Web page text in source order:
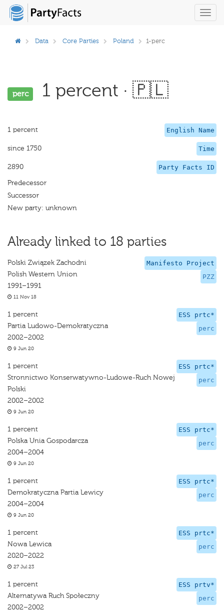
Data Core Parties Poland 1-perc
perc 1 percent · 🇵🇱
English Name
1 percent
Time
since 1750
Party Facts ID
2890
Predecessor
Successor
New party: unknown
Already linked to 18 parties
Manifesto Project
PZZ
Polski Związek Zachodni
Polish Western Union
1991–1991
11 Nov 18
ESS prtc*
perc
1 percent
Partia Ludowo-Demokratyczna
2002–2002
9 Jun 20
ESS prtc*
perc
1 percent
Stronnictwo Konserwatywno-Ludowe-Ruch Nowej
Polski
2002–2002
9 Jun 20
ESS prtc*
perc
1 percent
Polska Unia Gospodarcza
2004–2004
9 Jun 20
ESS prtc*
perc
1 percent
Demokratyczna Partia Lewicy
2004–2004
9 Jun 20
ESS prtc*
perc
1 percent
Nowa Lewica
2020–2022
27 Jul 23
ESS prtv*
perc
1 percent
Alternatywa Ruch Społeczny
2002–2002